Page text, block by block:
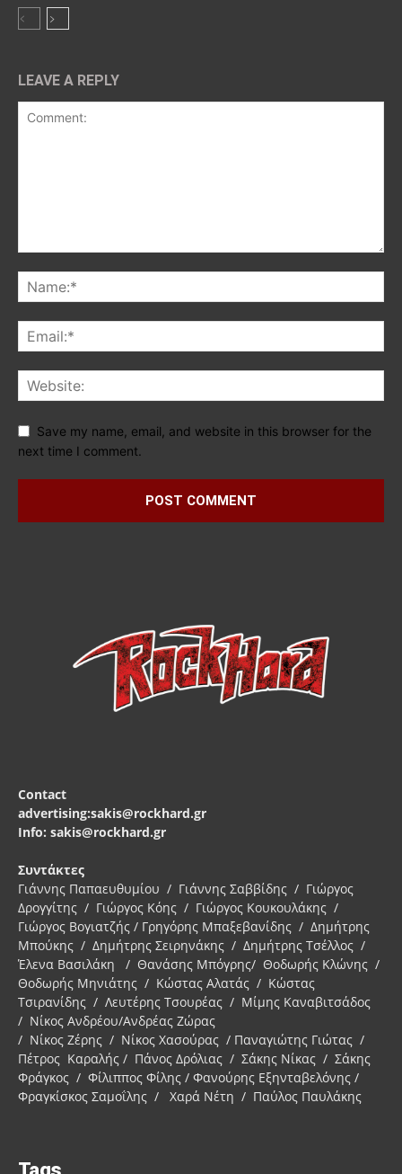
LEAVE A REPLY
Save my name, email, and website in this browser for the
next time I comment.
Contact
advertising:sakis@rockhard.gr
Info: sakis@rockhard.gr
Συντάκτες
Γιάννης Παπαευθυμίου / Γιάννης Σαββίδης / Γιώργος
Δρογγίτης / Γιώργος Κόης / Γιώργος Κουκουλάκης /
Γιώργος Βογιατζής / Γρηγόρης Μπαξεβανίδης / Δημήτρης
Μπούκης / Δημήτρης Σειρηνάκης / Δημήτρης Τσέλλος /
Έλενα Βασιλάκη / Θανάσης Μπόγρης/ Θοδωρής Κλώνης /
Θοδωρής Μηνιάτης / Κώστας Αλατάς / Κώστας
Τσιρανίδης / Λευτέρης Τσουρέας / Μίμης Καναβιτσάδος
/ Νίκος Ανδρέου/Ανδρέας Ζώρας
/ Νίκος Ζέρης / Νίκος Χασούρας / Παναγιώτης Γιώτας /
Πέτρος Καραλής / Πάνος Δρόλιας / Σάκης Νίκας / Σάκης
Φράγκος / Φίλιππος Φίλης / Φανούρης Εξηνταβελόνης /
Φραγκίσκος Σαμοΐλης / Χαρά Νέτη / Παύλος Παυλάκης